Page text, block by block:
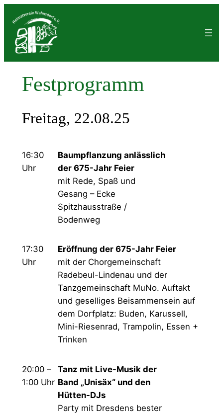
Inhalt
springen
Festprogramm
Freitag, 22.08.25
16:30
Uhr
Baumpflanzung anlässlich
der 675-Jahr Feier
mit Rede, Spaß und
Gesang – Ecke
Spitzhausstraße /
Bodenweg
17:30
Uhr
Eröffnung der 675-Jahr Feier
mit der Chorgemeinschaft
Radebeul-Lindenau und der
Tanzgemeinschaft MuNo. Auftakt
und geselliges Beisammensein auf
dem Dorfplatz: Buden, Karussell,
Mini-Riesenrad, Trampolin, Essen +
Trinken
20:00 –
1:00 Uhr
Tanz mit Live-Musik der
Band „Unisäx“ und den
Hütten-DJs
Party mit Dresdens bester